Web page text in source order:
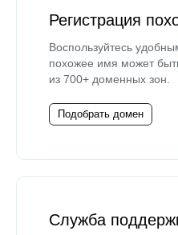
Регистрация
Воспользуйтесь
похожее имя может
из 700+ доменных зон.
Подобрать домен
Служба